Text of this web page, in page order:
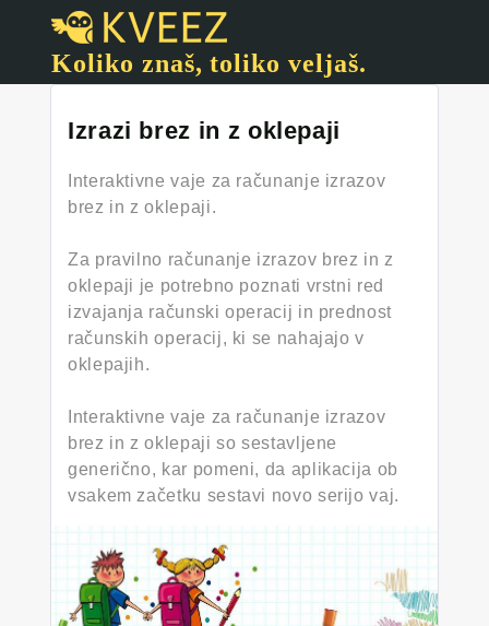
Koliko znaš, toliko veljaš.
Izrazi brez in z oklepaji
Interaktivne vaje za računanje izrazov
brez in z oklepaji.
Za pravilno računanje izrazov brez in z
oklepaji je potrebno poznati vrstni red
izvajanja računski operacij in prednost
računskih operacij, ki se nahajajo v
oklepajih.
Interaktivne vaje za računanje izrazov
brez in z oklepaji so sestavljene
generično, kar pomeni, da aplikacija ob
vsakem začetku sestavi novo serijo vaj.